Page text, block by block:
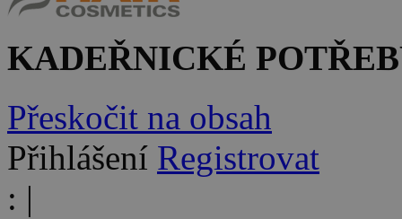
KADEŘNICKÉ
Přeskočit na obsah
Přihlášení Registrovat
: |